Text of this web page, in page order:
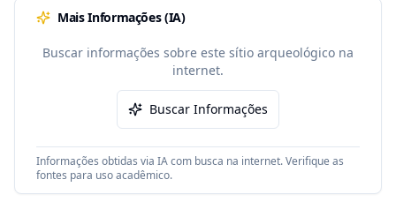
Mais Informações (IA)
Buscar informações sobre este sítio arqueológico na
internet.
Buscar Informações
Informações obtidas via IA com busca na internet. Verifique as
fontes para uso acadêmico.